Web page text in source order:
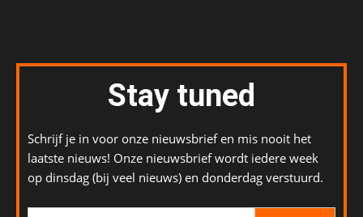
Stay tuned
Schrijf je in voor onze nieuwsbrief en mis nooit het
laatste nieuws! Onze nieuwsbrief wordt iedere week
op dinsdag (bij veel nieuws) en donderdag verstuurd.